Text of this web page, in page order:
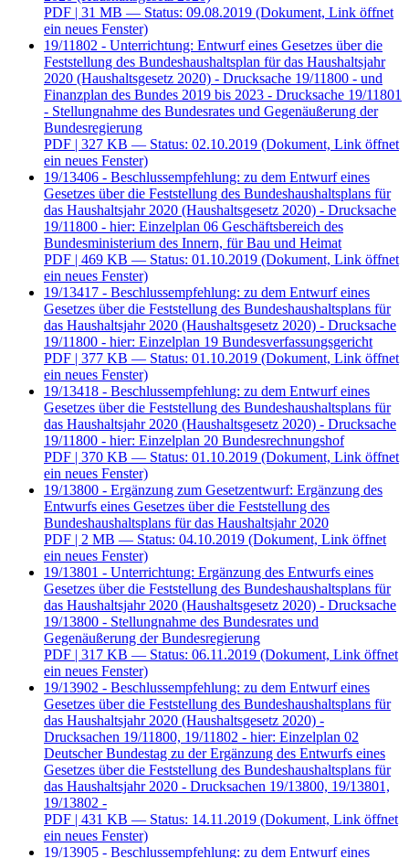
PDF | 31 MB — Status: 09.08.2019 (Dokument, Link öffnet
ein neues Fenster)
19/11802 - Unterrichtung: Entwurf eines Gesetzes über die
Feststellung des Bundeshaushaltsplan für das Haushaltsjahr
2020 (Haushaltsgesetz 2020) - Drucksache 19/11800 - und
Finanzplan des Bundes 2019 bis 2023 - Drucksache 19/11801
- Stellungnahme des Bundesrates und Gegenäußerung der
Bundesregierung
PDF | 327 KB — Status: 02.10.2019 (Dokument, Link öffnet
ein neues Fenster)
19/13406 - Beschlussempfehlung: zu dem Entwurf eines
Gesetzes über die Feststellung des Bundeshaushaltsplans für
das Haushaltsjahr 2020 (Haushaltsgesetz 2020) - Drucksache
19/11800 - hier: Einzelplan 06 Geschäftsbereich des
Bundesministerium des Innern, für Bau und Heimat
PDF | 469 KB — Status: 01.10.2019 (Dokument, Link öffnet
ein neues Fenster)
19/13417 - Beschlussempfehlung: zu dem Entwurf eines
Gesetzes über die Feststellung des Bundeshaushaltsplans für
das Haushaltsjahr 2020 (Haushaltsgesetz 2020) - Drucksache
19/11800 - hier: Einzelplan 19 Bundesverfassungsgericht
PDF | 377 KB — Status: 01.10.2019 (Dokument, Link öffnet
ein neues Fenster)
19/13418 - Beschlussempfehlung: zu dem Entwurf eines
Gesetzes über die Feststellung des Bundeshaushaltsplans für
das Haushaltsjahr 2020 (Haushaltsgesetz 2020) - Drucksache
19/11800 - hier: Einzelplan 20 Bundesrechnungshof
PDF | 370 KB — Status: 01.10.2019 (Dokument, Link öffnet
ein neues Fenster)
19/13800 - Ergänzung zum Gesetzentwurf: Ergänzung des
Entwurfs eines Gesetzes über die Feststellung des
Bundeshaushaltsplans für das Haushaltsjahr 2020
PDF | 2 MB — Status: 04.10.2019 (Dokument, Link öffnet
ein neues Fenster)
19/13801 - Unterrichtung: Ergänzung des Entwurfs eines
Gesetzes über die Feststellung des Bundeshaushaltsplans für
das Haushaltsjahr 2020 (Haushaltsgesetz 2020) - Drucksache
19/13800 - Stellungnahme des Bundesrates und
Gegenäußerung der Bundesregierung
PDF | 317 KB — Status: 06.11.2019 (Dokument, Link öffnet
ein neues Fenster)
19/13902 - Beschlussempfehlung: zu dem Entwurf eines
Gesetzes über die Feststellung des Bundeshaushaltsplans für
das Haushaltsjahr 2020 (Haushaltsgesetz 2020) -
Drucksachen 19/11800, 19/11802 - hier: Einzelplan 02
Deutscher Bundestag zu der Ergänzung des Entwurfs eines
Gesetzes über die Feststellung des Bundeshaushaltsplans für
das Haushaltsjahr 2020 - Drucksachen 19/13800, 19/13801,
19/13802 -
PDF | 431 KB — Status: 14.11.2019 (Dokument, Link öffnet
ein neues Fenster)
19/13905 - Beschlussempfehlung: zu dem Entwurf eines